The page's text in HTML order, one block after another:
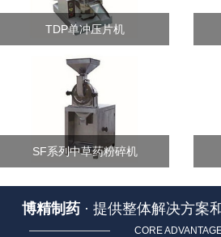
TDP单冲压片机
SF系列中草药粉碎机
博精制药 · 提供整体解决方案
CORE